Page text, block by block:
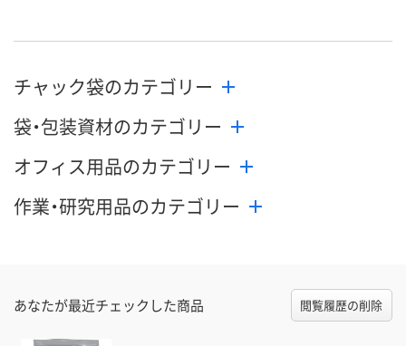
チャック袋のカテゴリー
袋・包装資材のカテゴリー
オフィス用品のカテゴリー
作業・研究用品のカテゴリー
あなたが最近チェックした商品 閲覧履歴の削除